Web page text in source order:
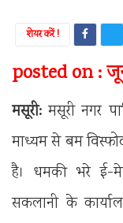
शेयर करें !
posted on :
मसूरी: मसूरी नगर
माध्यम से बम
है। धमकी भरे ई-
सकलानी के